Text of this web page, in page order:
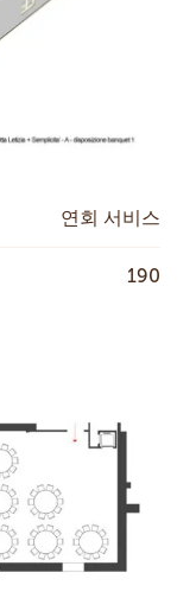
연회 서비스
190